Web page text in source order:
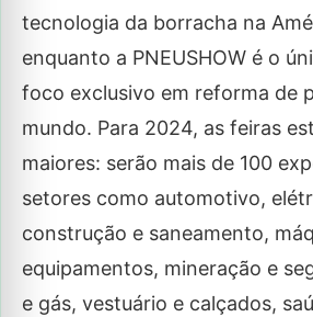
tecnologia da borracha na
enquanto a PNEUSHOW é o
foco exclusivo em reforma de
mundo. Para 2024, as feiras
maiores: serão mais de 100
setores como automotivo,
construção e saneamento,
equipamentos, mineração e
e gás, vestuário e calçados,